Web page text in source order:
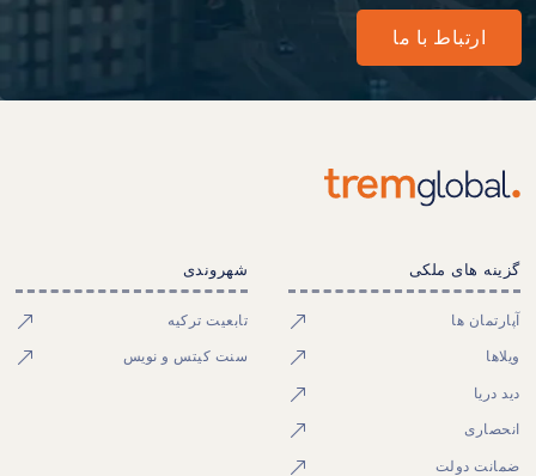
ارتباط با ما
گزینه های ملکی
آپارتمان ها
ویلاها
دید دریا
انحصاری
ضمانت دولت
شهروندی
تابعیت ترکیه
سنت کیتس و نویس